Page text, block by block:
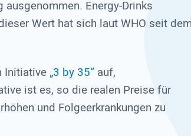
Energy-Drinks
Wert hat sich laut WHO seit
Initiative„3 by 35“auf,
ist es, so die realen Preise für
und Folgeerkrankungen zu